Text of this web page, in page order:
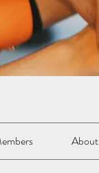
About